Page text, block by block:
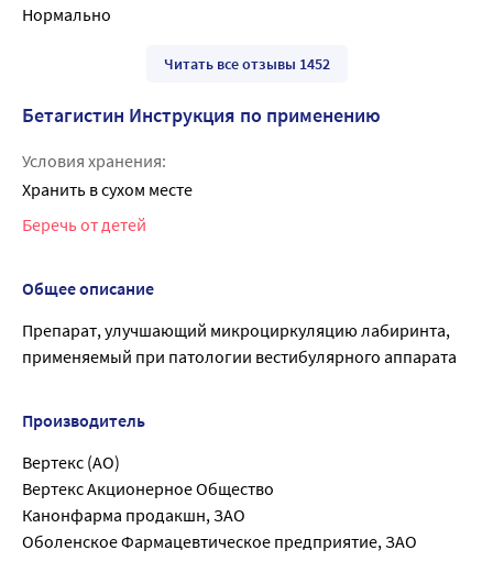
Нормально
Читать все отзывы 1452
Бетагистин Инструкция по применению
Условия хранения:
Хранить в сухом месте
Беречь от детей
Общее описание
Препарат, улучшающий микроциркуляцию лабиринта,
применяемый при патологии вестибулярного аппарата
Производитель
Вертекс (АО)
Вертекс Акционерное Общество
Канонфарма продакшн, ЗАО
Оболенское Фармацевтическое предприятие, ЗАО